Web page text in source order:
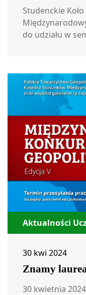
Studenckie
do udziału w
Aktualności
30 kwi 2024
Znamy
30 kwietnia